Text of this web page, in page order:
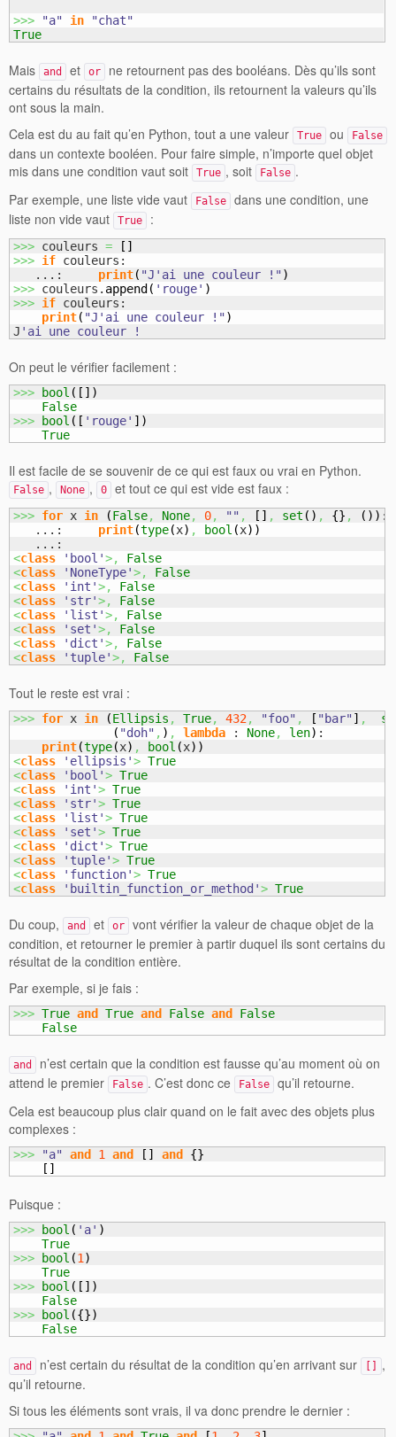
>>>
"a" in
"chat"
True
Mais and et or
ne retournent pas des booléans. Dès qu’ils sont
certains du résultats de la condition, ils retournent la valeurs qu’ils
ont sous la main.
Cela est du au fait qu’en Python, tout a une valeur
True ou False
dans un contexte booléen. Pour faire simple, n’importe quel objet
mis dans une condition vaut soit
True , soit False .
Par exemple, une liste vide vaut
False
dans une condition, une
liste non vide vaut
True :
>>> couleurs = [ ]
>>> if couleurs:
   ...:
print( "J'ai une couleur !" )
>>> couleurs. append ( 'rouge' )
>>> if couleurs:
print( "J'ai une couleur !")
J 'ai une couleur !
On peut le vérifier facilement :
>>> bool ( [ ] )
False
>>>
bool ( [ 'rouge' ] )
True
Il est facile de se souvenir de ce qui est faux ou vrai en Python.
False , None , 0 et tout ce qui est vide est faux :
>>> for x in (False, None, 0, "" , [ ] , set ( ) , {} , ( ) ) :
   ...:
print(type(x) , bool (x) )
<class 'bool'>,
False
<class 'NoneType'>,
False
<class 'int'>,
False
<class 'str'>,
False
<class 'list'>,
False
<class 'set'>,
False
<class 'dict'>,
False
<class 'tuple'>, False
Tout le reste est vrai :
>>> for x in (Ellipsis , True, 432, "foo" , [ "bar" ] ,
( "doh" , ) , lambda : None, len) :
print(type(x) , bool (x) )
<class 'ellipsis'> True
<class 'bool'> True
<class 'int'> True
<class 'str'> True
<class 'list'> True
<class 'set'> True
<class 'dict'> True
<class 'tuple'> True
<class 'function'> True
<class 'builtin_function_or_method'> True
Du coup, and et or
vont vérifier la valeur de chaque objet de la
condition, et retourner le premier à partir duquel ils sont certains du
résultat de la condition entière.
Par exemple, si je fais :
>>> True and True and False and
False
False
and
n’est certain que la condition est fausse qu’au moment où on
attend le premier
False . C’est donc ce False
qu’il retourne.
Cela est beaucoup plus clair quand on le fait avec des objets plus
complexes :
>>> "a" and 1 and [ ] and {}
[ ]
Puisque :
>>> bool ( 'a' )
True
>>>
bool (1 )
True
>>>
bool ( [ ] )
False
>>>
bool ({})
False
and n’est certain du résultat de la condition qu’en arrivant sur
,
qu’il retourne.
Si tous les éléments sont vrais, il va donc prendre le dernier :